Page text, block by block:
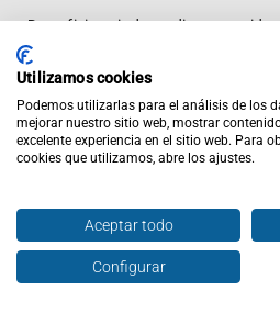
Dos oficinas independientes,
completamente reformadas,
Marbella, con 134 m² útiles en total
Ambas fueron renovadas
incorporando nuevos acabados,
cristal y fibra óptica.
manera que el actual propietario
con una renta anual que aporta una
6%.
*Imagen generada con IA para
Enviar oferta
Utilizamos cookies
Podemos utilizarlas para el análisis de los
mejorar nuestro sitio web, mostrar
excelente experiencia en el sitio web. Para
cookies que utilizamos, abre los ajustes.
Aceptar todo
Configurar